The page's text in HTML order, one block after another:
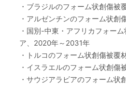
・ブラジルのフォーム状創傷被
・アルゼンチンのフォーム状創
・国別-中東・アフリカフォー
ア、2020年～2031年
・トルコのフォーム状創傷被覆
・イスラエルのフォーム状創傷
・サウジアラビアのフォーム状